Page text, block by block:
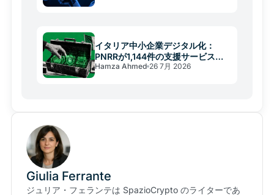
イタリア中小企業デジタル化：
PNRRが1,144件の支援サービスを
提供
Hamza Ahmed 26 7月 2026
Giulia Ferrante
ジュリア・フェランテは SpazioCrypto のライターであ